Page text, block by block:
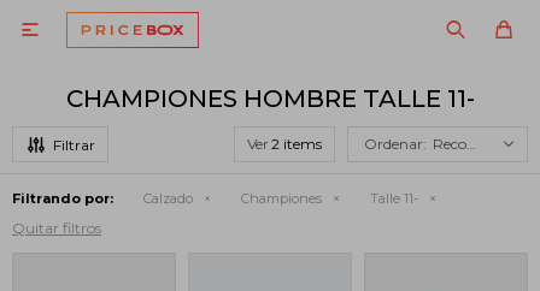

CHAMPIONES HOMBRE TALLE 11-
Ver Recomendados
Filtrando por: Calzado Championes Talle 11-
Quitar filtros